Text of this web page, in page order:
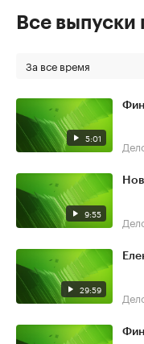
Все
За все время
5:01
9:55
29:59